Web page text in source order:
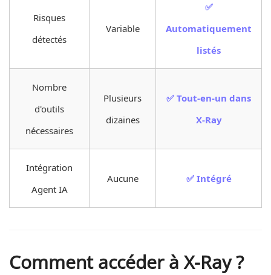
Risques
détectés
Variable
✅
Automatiquement
listés
Nombre
d'outils
nécessaires
Plusieurs
dizaines
✅ Tout-en-un dans
X-Ray
Intégration
Agent IA
Aucune ✅ Intégré
Comment accéder à X-Ray ?